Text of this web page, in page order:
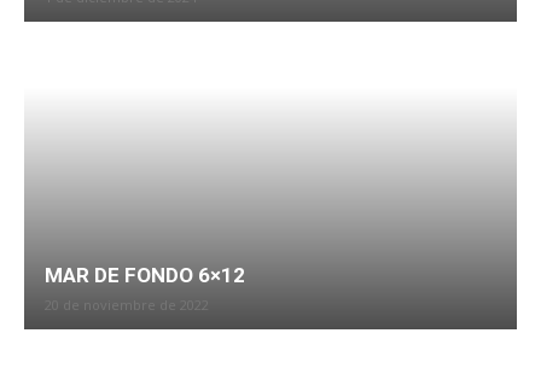
MAR DE FONDO 6×12
20 de noviembre de 2022